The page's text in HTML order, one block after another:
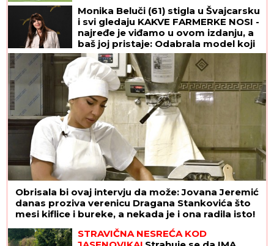
Monika Beluči (61) stigla u Švajcarsku
i svi gledaju KAKVE FARMERKE NOSI -
najređe je viđamo u ovom izdanju, a
baš joj pristaje: Odabrala model koji
izdužuje figuru, a onda se vratila
prepoznatljivom stilu
Obrisala bi ovaj intervju da može: Jovana Jeremić
danas proziva verenicu Dragana Stankovića što
mesi kiflice i bureke, a nekada je i ona radila isto!
STRAVIČNA NESREĆA KOD